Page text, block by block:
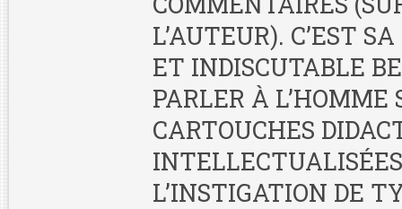
L’AUTEUR). C’EST
ET INDISCUTABLE
PARLER À L’HOMME
CARTOUCHES
L’INSTIGATION DE